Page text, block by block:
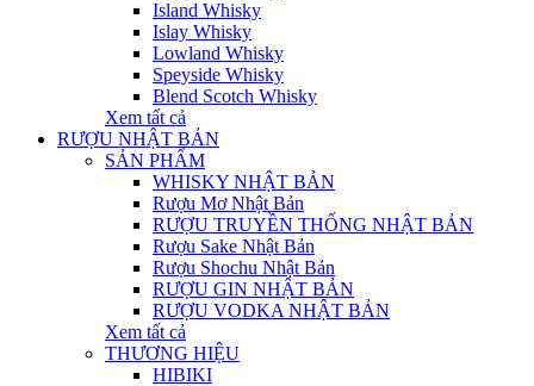
Island Whisky
Islay Whisky
Lowland Whisky
Speyside Whisky
Blend Scotch Whisky
Xem tất cả
RƯỢU NHẬT BẢN
SẢN PHẨM
WHISKY NHẬT BẢN
Rượu Mơ Nhật Bản
RƯỢU TRUYỀN THỐNG NHẬT BẢN
Rượu Sake Nhật Bản
Rượu Shochu Nhật Bản
RƯỢU GIN NHẬT BẢN
RƯỢU VODKA NHẬT BẢN
Xem tất cả
THƯƠNG HIỆU
HIBIKI